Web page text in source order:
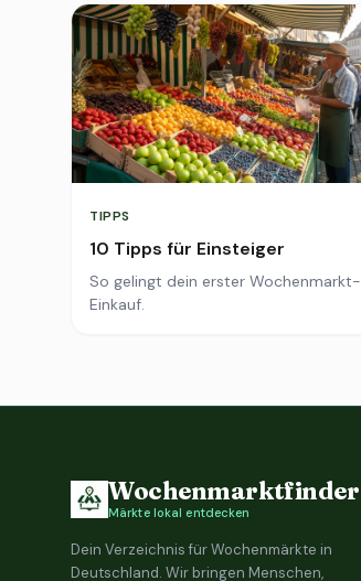
TIPPS
10 Tipps für Einsteiger
So gelingt dein erster Wochenmarkt-
Einkauf.
Wochenmarktfinder
Märkte lokal entdecken
Dein Verzeichnis für Wochenmärkte in
Deutschland. Wir bringen Menschen,